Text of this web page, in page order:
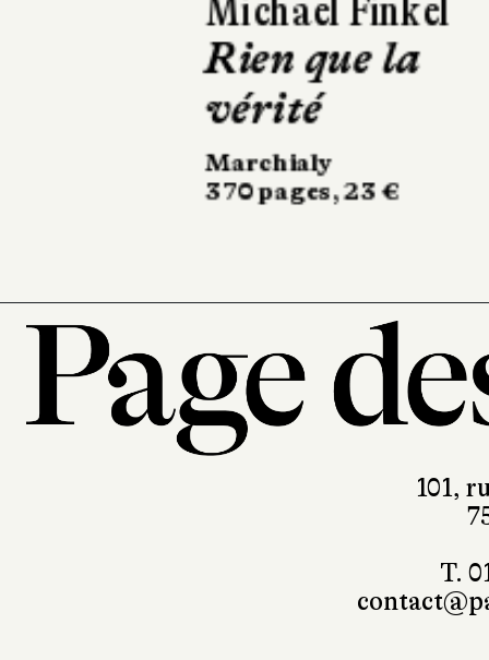
Emmanuel
Sur la route
la Loire
Stock
266 pages, 20,90 €
101,
T.